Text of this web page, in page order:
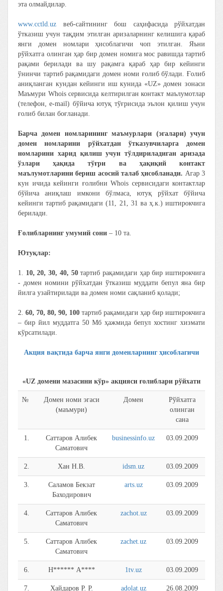
эта олмайдилар.
www.cctld.uz веб-сайтининг бош саҳифасида рўйхатдан
ўтказиш учун тақдим этилган аризаларнинг келишига қараб
янги домен номлари ҳисоблагичи чоп этилган. Яъни
рўйхатга олинган ҳар бир домен номига мос равишда тартиб
рақами берилади ва шу рақамга қараб ҳар бир кейинги
ўнинчи тартиб рақамидаги домен номи ғолиб бўлади. Ғолиб
аниқланган кундан кейинги иш кунида «UZ» домен зонаси
Маъмури Whois сервисида келтирилган контакт маълумотлар
(телефон, e-mail) бўйича ютуқ тўғрисида эълон қилиш учун
ғолиб билан боғланади.
Барча домен номларининг маъмурлари (эгалари) учун
домен номларини рўйхатдан ўтказувчиларга домен
номларини харид қилиш учун тўлдириладиган аризада
ўзлари ҳақида тўғри ва ҳақиқий контакт
маълумотларини бериш асосий талаб ҳисобланади. Агар 3
кун ичида кейинги ғолибни Whois сервисидаги контактлар
бўйича аниқлаш имкони бўлмаса, ютуқ рўйхат бўйича
кейинги тартиб рақамидаги (11, 21, 31 ва ҳ.к.) иштирокчига
берилади.
Ғолибларнинг умумий сони – 10 та.
Ютуқлар:
1. 10, 20, 30, 40, 50тартиб рақамидаги ҳар бир иштирокчига
- домен номини рўйхатдан ўтказиш муддати бепул яна бир
йилга узайтирилади ва домен номи сақланиб қолади;
2. 60, 70, 80, 90, 100 тартиб рақамидаги ҳар бир иштирокчига
– бир йил муддатга 50 Мб ҳажмида бепул хостинг хизмати
кўрсатилади.
Акция вақтида барча янги доменларнинг ҳисоблагичи
«UZ домени мазасини кўр» акцияси ғолиблари рўйхати
№
Домен номи эгаси
(маъмури)
Домен
Рўйхатга
олинган
сана
1.
Саттаров Алибек
Саматович
businessinfo.uz 03.09.2009
2. Хан Н.В. idsm.uz 03.09.2009
3.
Саламов Бекзат
Баходирович
arts.uz 03.09.2009
4.
Саттаров Алибек
Саматович
zachot.uz 03.09.2009
5.
Саттаров Алибек
Саматович
zachet.uz 03.09.2009
6. Н****** А**** 1tv.uz 03.09.2009
7. Хайдаров Р. Р. adolat.uz 26.08.2009